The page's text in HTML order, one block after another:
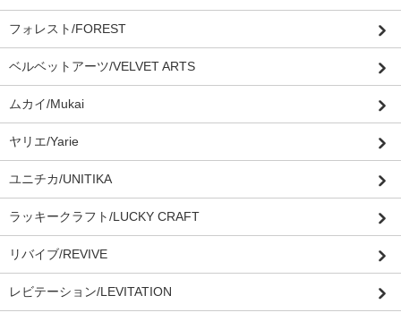
フォレスト/FOREST
ベルベットアーツ/VELVET ARTS
ムカイ/Mukai
ヤリエ/Yarie
ユニチカ/UNITIKA
ラッキークラフト/LUCKY CRAFT
リバイブ/REVIVE
レビテーション/LEVITATION